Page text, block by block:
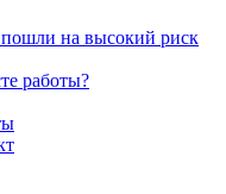
пошли на высокий риск
работы?